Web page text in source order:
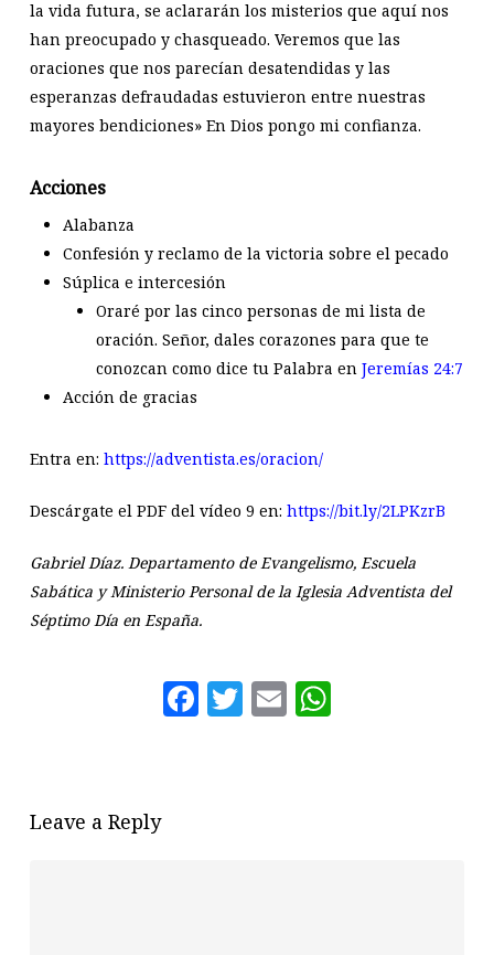
la vida futura, se aclararán los misterios que aquí nos
han preocupado y chasqueado. Veremos que las
oraciones que nos parecían desatendidas y las
esperanzas defraudadas estuvieron entre nuestras
mayores bendiciones» En Dios pongo mi confianza.
Acciones
Alabanza
Confesión y reclamo de la victoria sobre el pecado
Súplica e intercesión
Oraré por las cinco personas de mi lista de
oración. Señor, dales corazones para que te
conozcan como dice tu Palabra en Jeremías 24:7
Acción de gracias
Entra en: https://adventista.es/oracion/
Descárgate el PDF del vídeo 9 en: https://bit.ly/2LPKzrB
Gabriel Díaz. Departamento de Evangelismo, Escuela
Sabática y Ministerio Personal de la Iglesia Adventista del
Séptimo Día en España.
Facebook
Twitter
Email
Leave a Reply